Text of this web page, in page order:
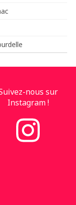
nous sur
Instagram !